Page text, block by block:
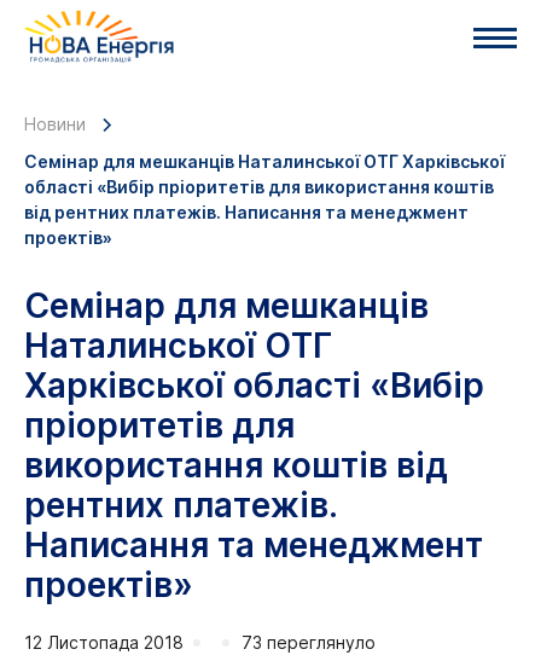
Новини
Семінар для мешканців Наталинської ОТГ Харківської
області «Вибір пріоритетів для використання коштів
від рентних платежів. Написання та менеджмент
проектів»
Семінар для мешканців
Наталинської ОТГ
Харківської області «Вибір
пріоритетів для
використання коштів від
рентних платежів.
Написання та менеджмент
проектів»
12 Листопада 2018 73 переглянуло